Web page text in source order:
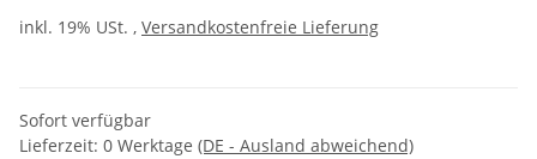
inkl. 19% USt. , Versandkostenfreie Lieferung
Sofort verfügbar
Lieferzeit: 0 Werktage (DE - Ausland abweichend)